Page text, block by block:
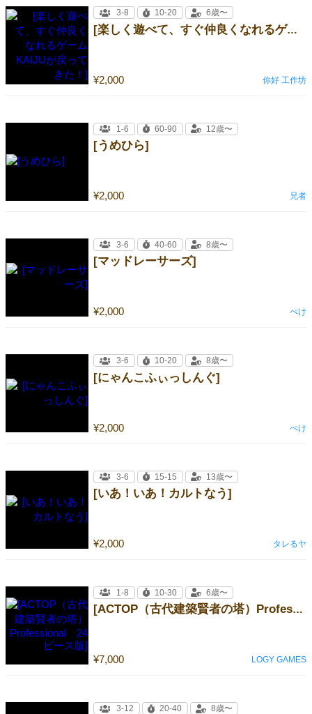
[楽しく遊べて、すぐ仲良くなれるゲームKAIJUが戻ってきた！]
¥2,000
3-8 10-20 6歳〜
你好 工作坊
[うめひら]
¥2,000
1-6 60-90 12歳〜
兄者
[マッドレーサーズ]
¥2,000
3-6 40-60 8歳〜
ぺけ
[にゃんこふぃっしんぐ]
¥2,000
3-6 10-20 8歳〜
ぺけ
[いあ！いあ！カルトなう]
¥2,000
3-6 15-15 13歳〜
タレるヤ
[ACTOP（古代建築賢者の塔）Professional 24ピース版]
¥7,000
1-8 10-30 6歳〜
LOGY GAMES
3-12 20-40 8歳〜